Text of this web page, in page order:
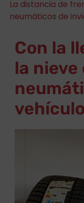
La distancia de
neumáticos de
Con la
la nieve
vehículo